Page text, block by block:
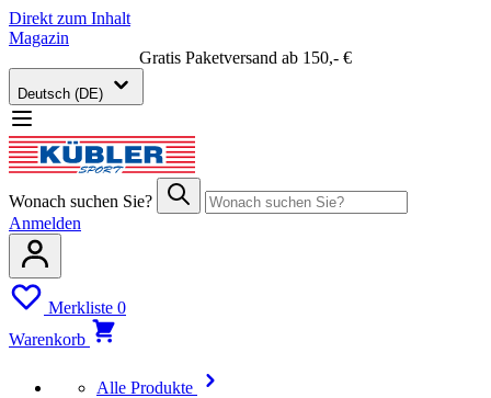
Direkt zum Inhalt
Magazin
Gratis Paketversand ab 150,- €
Deutsch (DE)
Wonach suchen Sie?
Anmelden
Merkliste 0
Warenkorb
Alle Produkte